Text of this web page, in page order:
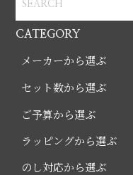
CATEGORY
メーカーから選ぶ
セット数から選ぶ
ご予算から選ぶ
ラッピングから選ぶ
のし対応から選ぶ